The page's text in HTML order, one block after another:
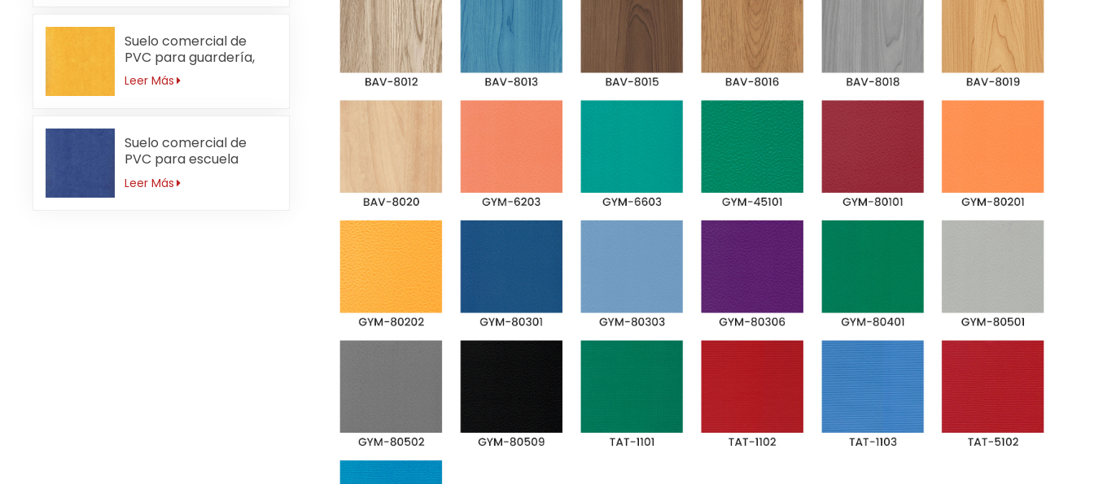
Suelo comercial de
PVC para guardería,
resistente al agua,
3mm
Leer Más
Suelo comercial de
PVC para escuela
primaria antideslizante
de 3mm
Leer Más